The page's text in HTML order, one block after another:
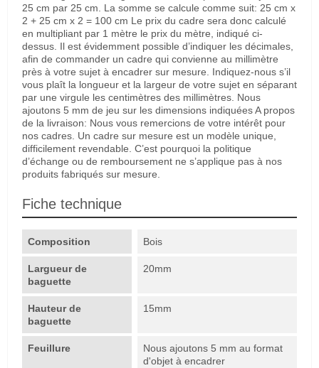
25 cm par 25 cm. La somme se calcule comme suit: 25 cm x
2 + 25 cm x 2 = 100 cm Le prix du cadre sera donc calculé
en multipliant par 1 mètre le prix du mètre, indiqué ci-
dessus. Il est évidemment possible d’indiquer les décimales,
afin de commander un cadre qui convienne au millimètre
près à votre sujet à encadrer sur mesure. Indiquez-nous s’il
vous plaît la longueur et la largeur de votre sujet en séparant
par une virgule les centimètres des millimètres. Nous
ajoutons 5 mm de jeu sur les dimensions indiquées A propos
de la livraison: Nous vous remercions de votre intérêt pour
nos cadres. Un cadre sur mesure est un modèle unique,
difficilement revendable. C’est pourquoi la politique
d’échange ou de remboursement ne s’applique pas à nos
produits fabriqués sur mesure.
Fiche technique
Composition Bois
Largueur de
baguette
20mm
Hauteur de
baguette
15mm
Feuillure
Nous ajoutons 5 mm au format
d'objet à encadrer